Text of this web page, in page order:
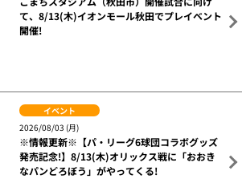
て、8/13(木)イオンモール秋田でプレイベント
開催!
イベント
2026/08/03 (月)
※情報更新※【パ・リーグ6球団コラボグッズ
発売記念!】8/13(木)オリックス戦に「おおき
なパンどろぼう」がやってくる!